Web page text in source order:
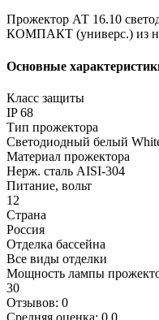
Прожектор АТ 16.10
КОМПАКТ (универс.) из
Основные
Класс защиты
IP 68
Тип прожектора
Светодиодный белый
Материал прожектора
Нерж. сталь AISI-304
Питание, вольт
12
Страна
Россия
Отделка бассейна
Все виды отделки
Мощность лампы
30
Отзывов: 0
Средняя оценка: 0.0